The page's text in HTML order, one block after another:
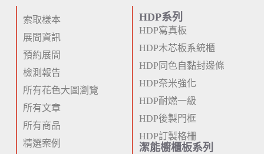
索取樣本
展間資訊
預約展間
檢測報告
所有花色大圖瀏覽
所有文章
所有商品
精選案例
HDP系列
HDP寫真板
HDP木芯板系統櫃
HDP同色自黏封邊條
HDP奈米強化
HDP耐燃一級
HDP後製門框
HDP訂製格柵
潔能櫥櫃板系列